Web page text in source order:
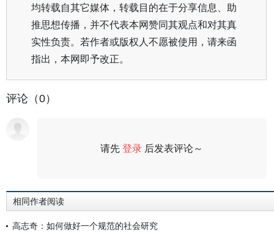
均转载自其它媒体，转载目的在于分享信息、助
推思想传播，并不代表本网赞同其观点和对其真
实性负责。若作者或版权人不愿被使用，请来函
指出，本网即予改正。
评论（0）
请先登录 后发表评论～
相同作者阅读
高志奇：如何做好一个规范的社会研究